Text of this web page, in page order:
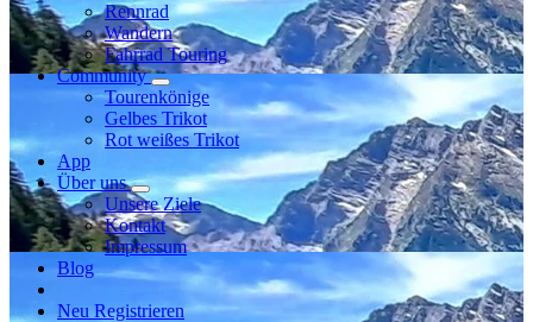
Rennrad
Wandern
Fahrrad Touring
Community
Tourenkönige
Gelbes Trikot
Rot weißes Trikot
App
Über uns
Unsere Ziele
Kontakt
Impressum
Blog
Neu Registrieren